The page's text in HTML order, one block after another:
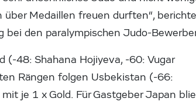
Medaillen freuen durften“,
bei den paralympischen Judo-
(-48: Shahana Hojiyeva, -60: Vugar
Rängen folgen Usbekistan (-66:
je 1 x Gold. Für Gastgeber Japan